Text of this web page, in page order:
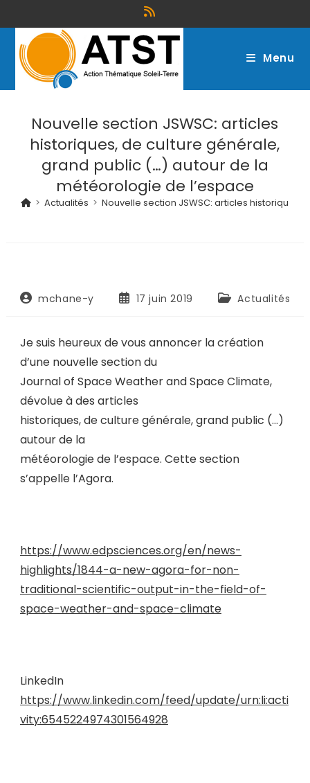
Menu
Nouvelle section JSWSC: articles
historiques, de culture générale,
grand public (…) autour de la
météorologie de l’espace
> Actualités > Nouvelle section JSWSC: articles
mchane-y 17 juin 2019 Actualités
Je suis heureux de vous annoncer la création
d’une nouvelle section du
Journal of Space Weather and Space Climate,
dévolue à des articles
historiques, de culture générale, grand public (…)
autour de la
météorologie de l’espace. Cette section
s’appelle l’Agora.
https://www.edpsciences.org/en/news-
highlights/1844-a-new-agora-for-non-
traditional-scientific-output-in-the-field-of-
space-weather-and-space-climate
LinkedIn
https://www.linkedin.com/feed/update/urn:li:acti
vity:6545224974301564928